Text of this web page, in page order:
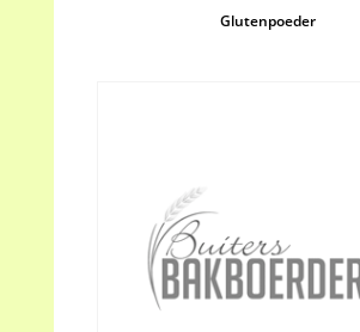
Glutenpoeder